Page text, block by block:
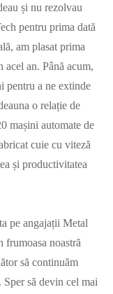
și nu rezolvau
pentru prima dată
am plasat prima
an. Până acum,
pentru a ne extinde
o relație de
mașini automate de
cuie cu viteză
și productivitatea
pe angajații Metal
noastră
să continuăm
Sper să devin cel mai